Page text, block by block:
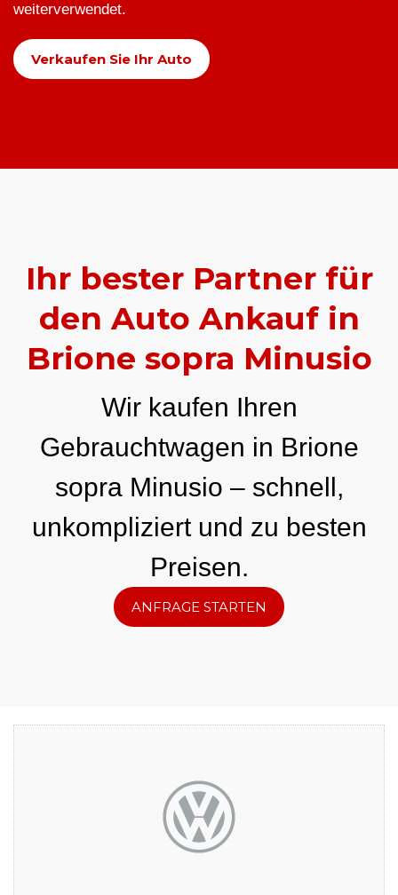
weiterverwendet.
Verkaufen Sie Ihr Auto
Ihr bester Partner für
den Auto Ankauf in
Brione sopra Minusio
Wir kaufen Ihren
Gebrauchtwagen in Brione
sopra Minusio – schnell,
unkompliziert und zu besten
Preisen.
ANFRAGE STARTEN